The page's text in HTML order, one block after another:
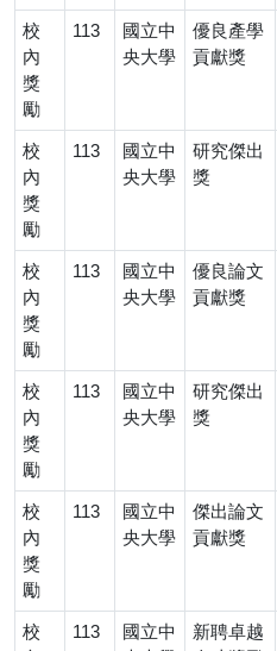
校
內
獎
勵
113
國立中
央大學
優良產學
貢獻獎
校
內
獎
勵
113
國立中
央大學
研究傑出
獎
校
內
獎
勵
113
國立中
央大學
優良論文
貢獻獎
校
內
獎
勵
113
國立中
央大學
研究傑出
獎
校
內
獎
勵
113
國立中
央大學
傑出論文
貢獻獎
校
113
國立中
新聘卓越